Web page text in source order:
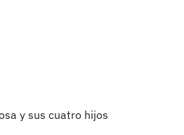
y sus cuatro hijos